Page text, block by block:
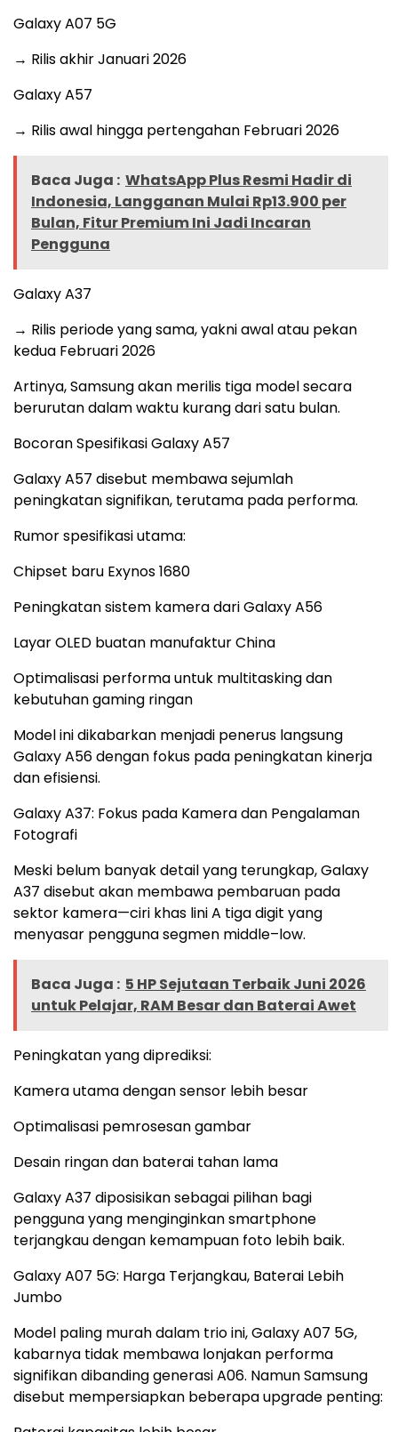
Galaxy A07 5G
→ Rilis akhir Januari 2026
Galaxy A57
→ Rilis awal hingga pertengahan Februari 2026
Baca Juga : WhatsApp Plus Resmi Hadir di
Indonesia, Langganan Mulai Rp13.900 per
Bulan, Fitur Premium Ini Jadi Incaran
Pengguna
Galaxy A37
→ Rilis periode yang sama, yakni awal atau pekan
kedua Februari 2026
Artinya, Samsung akan merilis tiga model secara
berurutan dalam waktu kurang dari satu bulan.
Bocoran Spesifikasi Galaxy A57
Galaxy A57 disebut membawa sejumlah
peningkatan signifikan, terutama pada performa.
Rumor spesifikasi utama:
Chipset baru Exynos 1680
Peningkatan sistem kamera dari Galaxy A56
Layar OLED buatan manufaktur China
Optimalisasi performa untuk multitasking dan
kebutuhan gaming ringan
Model ini dikabarkan menjadi penerus langsung
Galaxy A56 dengan fokus pada peningkatan kinerja
dan efisiensi.
Galaxy A37: Fokus pada Kamera dan Pengalaman
Fotografi
Meski belum banyak detail yang terungkap, Galaxy
A37 disebut akan membawa pembaruan pada
sektor kamera—ciri khas lini A tiga digit yang
menyasar pengguna segmen middle–low.
Baca Juga : 5 HP Sejutaan Terbaik Juni 2026
untuk Pelajar, RAM Besar dan Baterai Awet
Peningkatan yang diprediksi:
Kamera utama dengan sensor lebih besar
Optimalisasi pemrosesan gambar
Desain ringan dan baterai tahan lama
Galaxy A37 diposisikan sebagai pilihan bagi
pengguna yang menginginkan smartphone
terjangkau dengan kemampuan foto lebih baik.
Galaxy A07 5G: Harga Terjangkau, Baterai Lebih
Jumbo
Model paling murah dalam trio ini, Galaxy A07 5G,
kabarnya tidak membawa lonjakan performa
signifikan dibanding generasi A06. Namun Samsung
disebut mempersiapkan beberapa upgrade penting: